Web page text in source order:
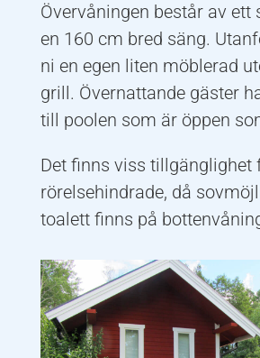
Övervåningen består av ett
en 160 cm bred säng.
ni en egen liten möblerad
grill. Övernattande gäster
till poolen som är öppen
Det finns viss tillgänglighet
rörelsehindrade, då
toalett finns på